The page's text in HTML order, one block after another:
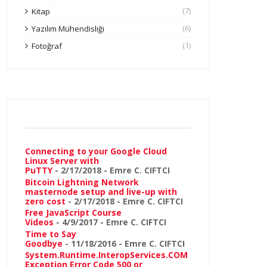
Kitap
(7)
Yazılım Mühendisliği
(6)
Fotoğraf
(1)
Connecting to your Google Cloud
Linux Server with
PuTTY- 2/17/2018 - Emre C. CIFTCI
Bitcoin Lightning Network
masternode setup and live-up with
zero cost - 2/17/2018 - Emre C. CIFTCI
Free JavaScript Course
Videos - 4/9/2017 - Emre C. CIFTCI
Time to Say
Goodbye - 11/18/2016 - Emre C. CIFTCI
System.Runtime.InteropServices.COM
Exception Error Code 500 or